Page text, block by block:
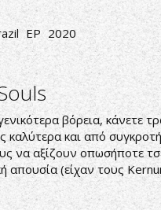
EP 2020
βόρεια, κάνετε
και από
να αξίζουν οπωσήποτε
απουσία (είχαν τους